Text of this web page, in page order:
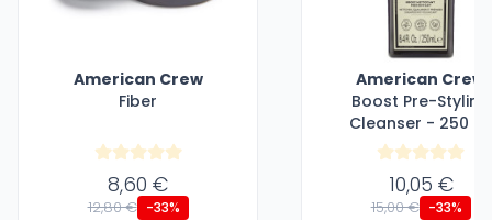
American Crew
Fiber
8,60 €
12,80 € -33%
American Crew
Boost Pre-Styling
Cleanser - 250 ml
10,05 €
15,00 € -33%